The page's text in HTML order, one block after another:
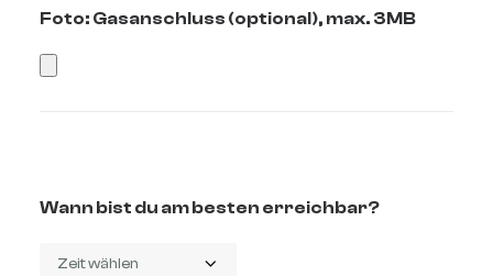
Foto: Gasanschluss (optional), max. 3MB
Wann bist du am besten erreichbar?